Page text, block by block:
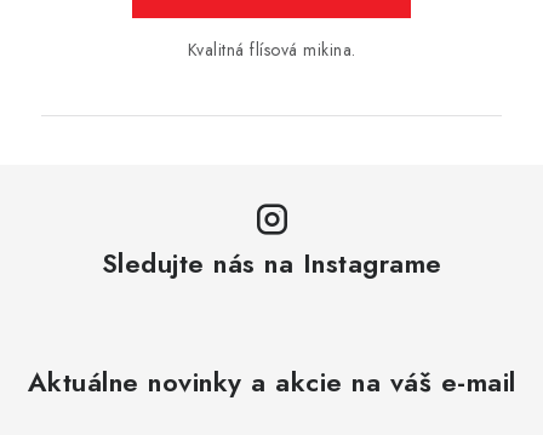
Kvalitná flísová mikina.
Sledujte nás na Instagrame
Aktuálne novinky a akcie na váš e-mail